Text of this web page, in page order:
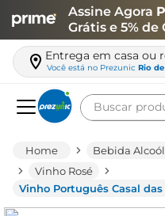
Assine Agora
Grátis e 5% de
Entrega em casa ou
Você está no Prezunic Rio
Buscar
Bebida
Vinho Rosé
Vinho Português Casal
leite